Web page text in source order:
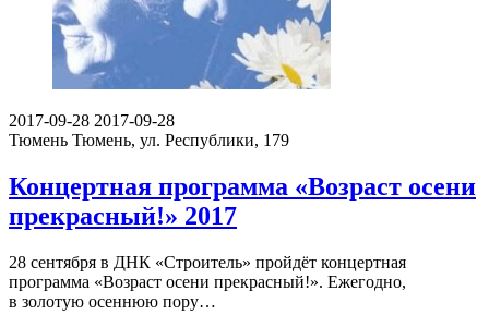
2017-09-28 2017-09-28
Тюмень Тюмень, ул. Республики, 179
Концертная программа «Возраст осени
прекрасный!» 2017
28 сентября в ДНК «Строитель» пройдёт концертная
программа «Возраст осени прекрасный!». Ежегодно,
в золотую осеннюю пору…